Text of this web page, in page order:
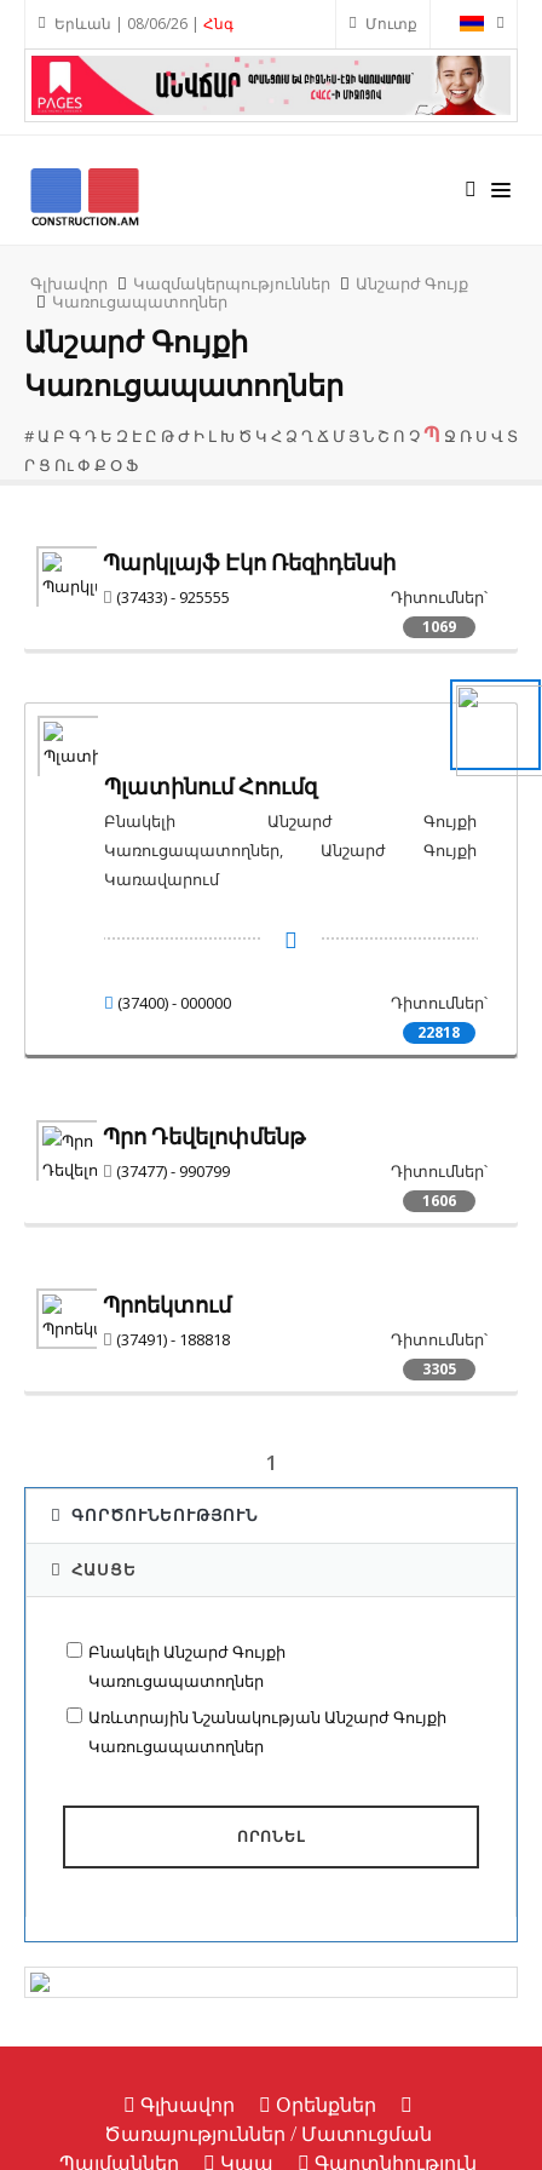
Մուտք
Երևան | 08/06/26 | Հնգ
Գլխավոր Կազմակերպություններ
Անշարժ Գույք
Կառուցապատողներ
Անշարժ Գույքի
Կառուցապատողներ
# Ա Բ ԳԴ Ե Զ Է Ը ԹԺ Ի Լ Խ Ծ Կ Հ Ձ ՂՃ Մ ՅՆ Շ Ո ՉՊ Ջ Ռ Ս Վ Տ
Ր Ց ՈւՓ Ք ՕՖ
Պարկլայֆ Էկո Ռեզիդենսի
Դիտումներ՝
1069
(37433) - 925555
Պլատինում Հոումզ
Բնակելի Անշարժ Գույքի
Կառուցապատողներ, Անշարժ Գույքի
Կառավարում
Դիտումներ՝
22818
(37400) - 000000
Պրո Դեվելոփմենթ
Դիտումներ՝
1606
(37477) - 990799
Պրոեկտում
Դիտումներ՝
3305
(37491) - 188818
1
ԳՈՐԾՈՒՆԵՈՒԹՅՈՒՆ
ՀԱՍՑԵ
Բնակելի Անշարժ Գույքի
Կառուցապատողներ
Առևտրային Նշանակության Անշարժ Գույքի
Կառուցապատողներ
ՈՐՈՆԵԼ
Գլխավոր
Օրենքներ
Ծառայություններ / Մատուցման
Պայմաններ
Կապ Գաղտնիություն